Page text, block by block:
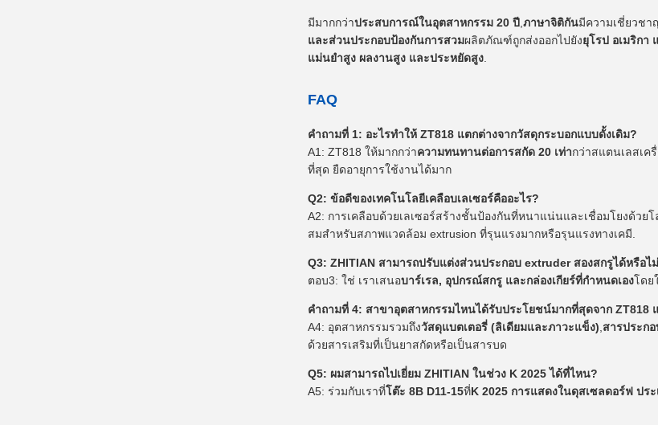
มีมากกว่าประสบการณ์ในอุตสาหกรรม 20 ปี,ภาษาจิติกันมีความเชี่ยวชา
และส่วนประกอบป้องกันการสวมผลิตภัณฑ์ถูกส่งออกไปยังยุโรป อเมริกา
แม่นยําสูง ผลงานสูง และประหยัดสูง.
FAQ
คําถามที่ 1: อะไรทําให้ ZT818 แตกต่างจากวัสดุกระบอกแบบดั้งเดิม?
A1: ZT818 ให้มากกว่าความทนทานต่อการสกัด 20 เท่ากว่าสแตนเลสเค
ที่สุด ยืดอายุการใช้งานได้มาก
Q2: ข้อดีของเทคโนโลยีเคลือบเลเซอร์คืออะไร?
A2: การเคลือบด้วยเลเซอร์สร้างชั้นป้องกันที่หนาแน่นและเชื่อมโยงด้ว
สมสําหรับสภาพแวดล้อม extrusion ที่รุนแรงมากหรือรุนแรงทางเคมี.
Q3: ZHITIAN สามารถปรับแต่งส่วนประกอบ extruder สองสกรูได้หรือไม่
ตอบ3: ใช่ เราเสนอบาร์เรล, อุปกรณ์สกรู และกล่องเกียร์ที่กําหนดเองโดย
คําถามที่ 4: สาขาอุตสาหกรรมไหนได้รับประโยชน์มากที่สุดจาก ZT818
A4: อุตสาหกรรมรวมถึงวัสดุแบตเตอรี่ (ลิเดียมและภาวะแข็ง),สารประก
ด้วยสารเสริมที่เป็นยาสกัดหรือเป็นสารบด
Q5: ผมสามารถไปเยี่ยม ZHITIAN ในช่วง K 2025 ได้ที่ไหน?
A5: ร่วมกับเราที่โต๊ะ 8B D11-15ที่K 2025 การแสดงในดุสเซลดอร์ฟ ปร